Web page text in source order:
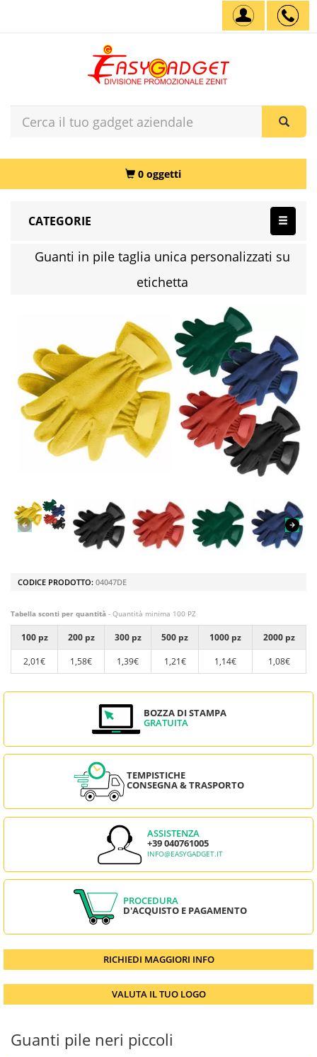
0 oggetti
CATEGORIE
Guanti in pile taglia unica personalizzati su
etichetta
CODICE PRODOTTO: 04047DE
Tabella sconti per quantità - Quantità minima 100 PZ
100 pz 200 pz 300 pz 500 pz 1000 pz
2000 pz
2,01€
1,58€ 1,39€ 1,21€ 1,14€ 1,08€
BOZZA DI STAMPA
GRATUITA
TEMPISTICHE
CONSEGNA & TRASPORTO
ASSISTENZA
+39 040761005
INFO@EASYGADGET.IT
PROCEDURA
D'ACQUISTO E PAGAMENTO
RICHIEDI MAGGIORI INFO
VALUTA IL TUO LOGO
Guanti pile neri piccoli